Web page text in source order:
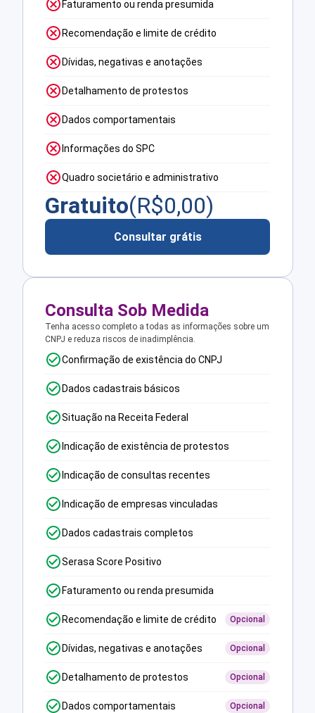
Faturamento ou renda presumida
Recomendação e limite de crédito
Dívidas, negativas e anotações
Detalhamento de protestos
Dados comportamentais
Informações do SPC
Quadro societário e administrativo
Gratuito(R$0,00)
Consultar grátis
Consulta Sob Medida
Tenha acesso completo a todas as informações sobre um
CNPJ e reduza riscos de inadimplência.
Confirmação de existência do CNPJ
Dados cadastrais básicos
Situação na Receita Federal
Indicação de existência de protestos
Indicação de consultas recentes
Indicação de empresas vinculadas
Dados cadastrais completos
Serasa Score Positivo
Faturamento ou renda presumida
Recomendação e limite de crédito Opcional
Dívidas, negativas e anotações Opcional
Detalhamento de protestos Opcional
Dados comportamentais Opcional